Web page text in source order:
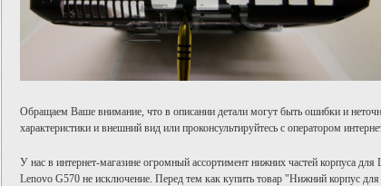
Обращаем Ваше внимание, что в описании детали могут быть ошибки и
характеристики и внешний вид или проконсультируйтесь с оператором
У нас в интернет-магазине огромный ассортимент нижних частей корпуса
Lenovo G570 не исключение. Перед тем как купить товар "Нижний корпус